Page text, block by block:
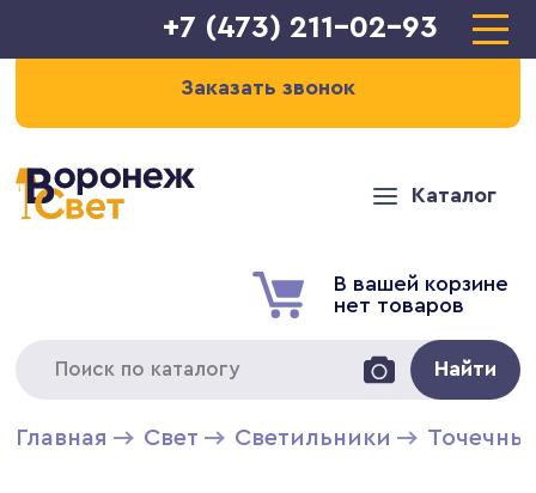
+7 (473) 211-02-93
Заказать звонок
Каталог
В вашей корзине
нет товаров
Найти
Главная Свет Светильники